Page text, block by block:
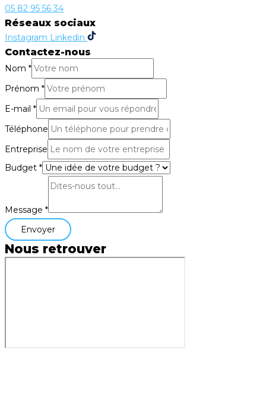
05 82 95 56 34
Réseaux sociaux
Instagram Linkedin
Contactez-nous
Nom *
Prénom *
E-mail *
Téléphone
Entreprise
Budget *
Message *
Envoyer
Nous retrouver